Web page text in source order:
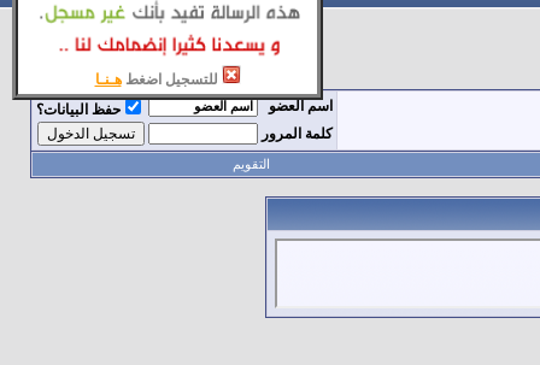
للتسجيل اضغط هـنـا
اسم العضو
حفظ البيانات؟
كلمة المرور
التقويم